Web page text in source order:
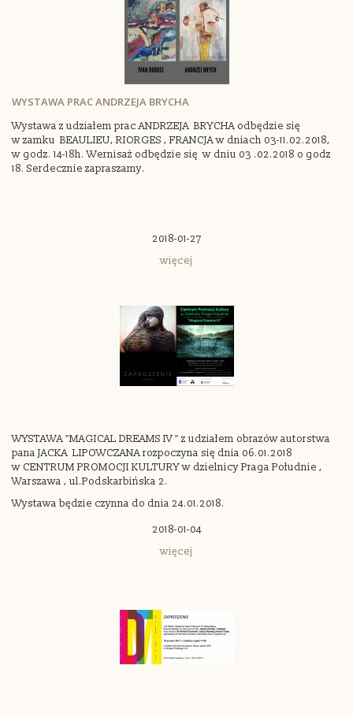
WYSTAWA PRAC ANDRZEJA BRYCHA
Wystawa z udziałem prac ANDRZEJA BRYCHA odbędzie się
w zamku BEAULIEU, RIORGES , FRANCJA w dniach 03-11.02.2018,
w godz. 14-18h. Wernisaż odbędzie się w dniu 03 .02.2018 o godz
18. Serdecznie zapraszamy.
2018-01-27
więcej
WYSTAWA "MAGICAL DREAMS IV " z udziałem obrazów autorstwa
pana JACKA LIPOWCZANA rozpoczyna się dnia 06.01.2018
w CENTRUM PROMOCJI KULTURY w dzielnicy Praga Południe ,
Warszawa , ul.Podskarbińska 2.
Wystawa będzie czynna do dnia 24.01.2018.
2018-01-04
więcej